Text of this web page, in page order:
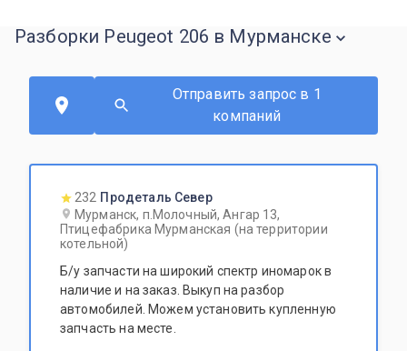
Разборки Peugeot 206 в Мурманске
Отправить запрос в 1
компаний
232 Продеталь Север
Мурманск, п.Молочный, Ангар 13,
Птицефабрика Мурманская (на территории
котельной)
Б/у запчасти на широкий спектр иномарок в
наличие и на заказ. Выкуп на разбор
автомобилей. Можем установить купленную
запчасть на месте.